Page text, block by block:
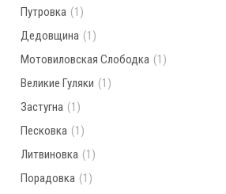
Путровка (1)
Дедовщина (1)
Мотовиловская Слободка (1)
Великие Гуляки (1)
Застугна (1)
Песковка (1)
Литвиновка (1)
Порадовка (1)